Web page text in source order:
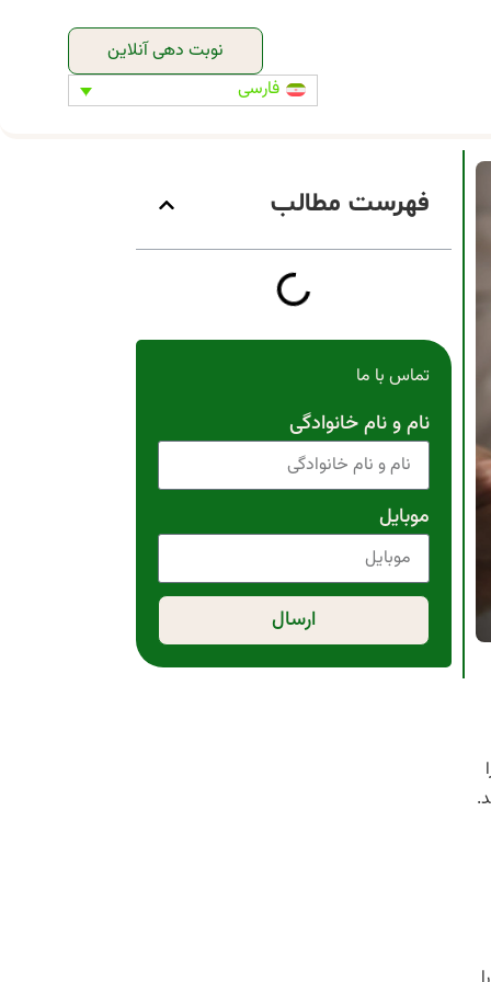
نوبت دهی آنلاین
فارسی
فهرست مطالب
تماس با ما
نام و نام خانوادگی
موبایل
ارسال